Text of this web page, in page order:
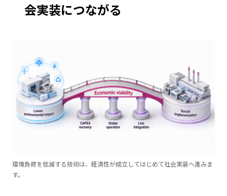
会実装につながる
環境負荷を低減する技術は、経済性が成立してはじめて社会実装へ進みま
す。